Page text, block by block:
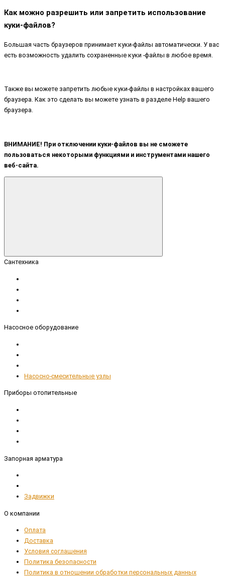
Как можно разрешить или запретить использование
куки-файлов?
Большая часть браузеров принимает куки-файлы автоматически. У вас
есть возможность удалить сохраненные куки -файлы в любое время.
Также вы можете запретить любые куки-файлы в настройках вашего
браузера. Как это сделать вы можете узнать в разделе Help вашего
браузера.
ВНИМАНИЕ! При отключении куки-файлов вы не сможете
пользоваться некоторыми функциями и инструментами нашего
веб-сайта.
Сантехника
Насосное оборудование
Насосно-смесительные узлы
Приборы отопительные
Запорная арматура
Задвижки
О компании
Оплата
Доставка
Условия соглашения
Политика безопасности
Политика в отношении обработки персональных данных